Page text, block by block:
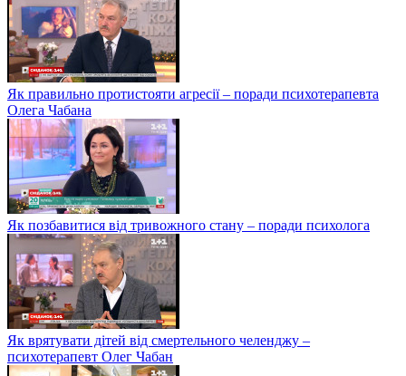
Як правильно протистояти агресії – поради психотерапевта
Олега Чабана
Як позбавитися від тривожного стану – поради психолога
Як врятувати дітей від смертельного челенджу –
психотерапевт Олег Чабан